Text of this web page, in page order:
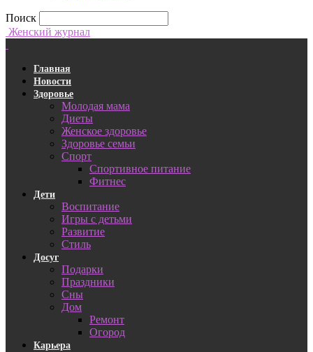
Поиск
Женский журнал
Главная
Новости
Здоровье
Молодая мама
Диеты
Женское здоровье
Здоровье семьи
Спорт
Спортивное питание
Фитнес
Дети
Воспитание
Игры с детьми
Развитие
Стиль
Досуг
Подарки
Праздники
Сны
Дом
Ремонт
Огород
Карьера